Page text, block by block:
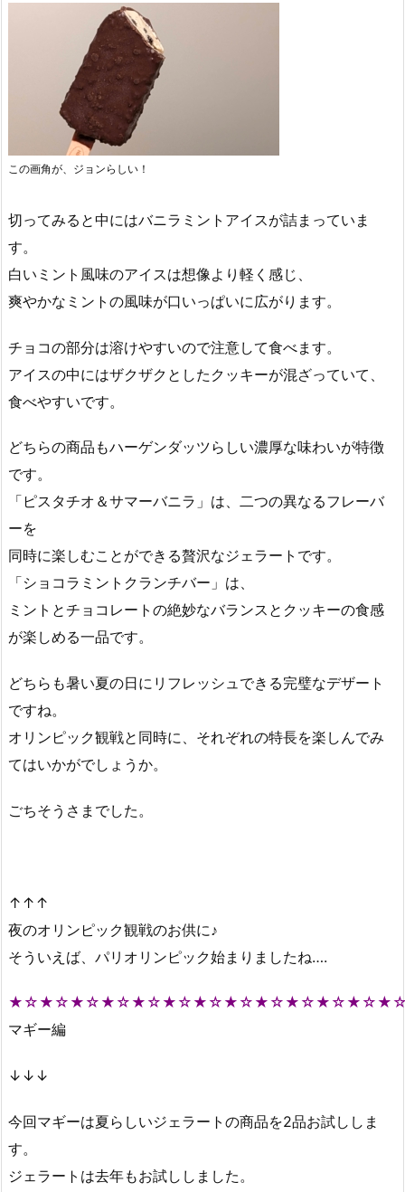
この画角が、ジョンらしい！
切ってみると中にはバニラミントアイスが詰まっていま
す。
白いミント風味のアイスは想像より軽く感じ、
爽やかなミントの風味が口いっぱいに広がります。
チョコの部分は溶けやすいので注意して食べます。
アイスの中にはザクザクとしたクッキーが混ざっていて、
食べやすいです。
どちらの商品もハーゲンダッツらしい濃厚な味わいが特徴
です。
「ピスタチオ＆サマーバニラ」は、二つの異なるフレーバ
ーを
同時に楽しむことができる贅沢なジェラートです。
「ショコラミントクランチバー」は、
ミントとチョコレートの絶妙なバランスとクッキーの食感
が楽しめる一品です。
どちらも暑い夏の日にリフレッシュできる完璧なデザート
ですね。
オリンピック観戦と同時に、それぞれの特長を楽しんでみ
てはいかがでしょうか。
ごちそうさまでした。
↑↑↑
夜のオリンピック観戦のお供に♪
そういえば、パリオリンピック始まりましたね….
マギー編
↓↓↓
今回マギーは夏らしいジェラートの商品を2品お試ししま
す。
ジェラートは去年もお試ししました。